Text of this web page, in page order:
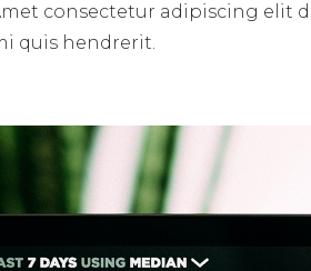
consectetur adipiscing elit
quis hendrerit.